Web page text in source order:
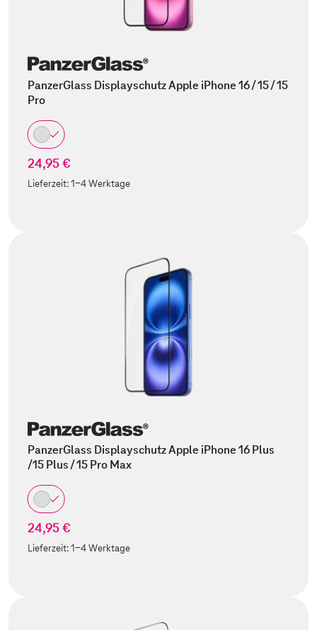
PanzerGlass Displayschutz Apple iPhone 16 / 15 / 15
Pro
24,95 €
Lieferzeit:1-4 Werktage
PanzerGlass Displayschutz Apple iPhone 16 Plus
/15 Plus / 15 Pro Max
24,95 €
Lieferzeit:1-4 Werktage